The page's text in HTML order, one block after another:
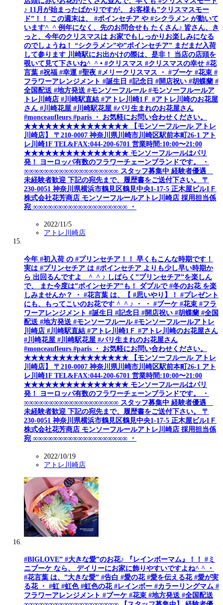
♪ 11月が始まったばかりですが、 お客様も”クリスマスモー
ド”！！ この週末は、 #ポインセチア や #シクラメン が動いて
います^_^ 例年になく、先のお問合せも たくさん♪ 皆さん、き
っと、今年のクリスマスは お家でもしっかりお楽しみになる
のでしょうね！ “シクラメン”や”ポインセチア” まだまだ入荷
して参ります 川崎駅にお出かけの際は、是非！ 当店の店頭を
覗いて見て下さいね^_^ • #クリスマス #クリスマスの幸せ #花
言葉 #祝福 #幸運 #聖夜 #メリークリスマス ・ #ブーケ #花束 #
フラワーアレンジメント #誕生日 #記念日 #開店祝い #胡蝶蘭 #
全国配送 #地方発送 #モンソーフルール #モンソーフルールア
トレ川崎店 #川崎駅直結 #アトレ川崎1Ｆ #アトレ川崎のお花屋
さん #川崎花屋 #川崎駅花屋 #パリ生まれのお花屋さん
#monceaufleurs #paris ・ お気軽にお問い合わせください。
★★★★★★★★★★★★★★★ 【モンソーフルール アトレ
川崎店】 〒210-0007 神奈川県川崎市川崎区駅前本町26-1 アト
レ川崎1F TEL&FAX:044-200-6701 営業時間:10:00〜21:00
★★★★★★★★★★★★★★★ モンソーフルールはパリ
発！ ヨーロッパ有数のフラワーチェーンブランドです。 ・
∞∞∞∞∞∞∞∞∞∞∞∞∞∞∞∞∞∞∞ スタッフ募集中 経験者優遇
未経験者歓迎 下記の宛先まで、履歴書をご送付下さい。 〒
230-0051 神奈川県横浜市鶴見区鶴見中央1-17-5 正木屋ビル1Ｆ
株式会社花芳商店 モンソーフルールアトレ川崎店 採用担当係
宛 ∞∞∞∞∞∞∞∞∞∞∞∞∞∞∞∞∞∞∞ ・
2022/11/5
アトレ川崎店
今年 #初入荷 の #プリンセチア！！ 早くもこんな時期です！
実は #プリンセチア は #ポインセチア よりも少し早い時期か
ら 出回るんですよ ^_^ ♪ しばらく”プリンセチア”を楽しん
で、 また今度は”ポインセチア”も！ ダブルで #冬のお花 を楽
しみませんか？ ・ #花言葉 は、【 #思いやり】！ #プレゼント
にも、もってこいのお花です ^_^ ♪ ・ ・ #ブーケ #花束 #フラ
ワーアレンジメント #誕生日 #記念日 #開店祝い #胡蝶蘭 #全国
配送 #地方発送 #モンソーフルール #モンソーフルールアトレ
川崎店 #川崎駅直結 #アトレ川崎1Ｆ #アトレ川崎のお花屋さん
#川崎花屋 #川崎駅花屋 #パリ生まれのお花屋さん
#monceaufleurs #paris ・ お気軽にお問い合わせください。
★★★★★★★★★★★★★★★ 【モンソーフルール アトレ
川崎店】 〒210-0007 神奈川県川崎市川崎区駅前本町26-1 アト
レ川崎1F TEL&FAX:044-200-6701 営業時間:10:00〜21:00
★★★★★★★★★★★★★★★ モンソーフルールはパリ
発！ ヨーロッパ有数のフラワーチェーンブランドです。 ・
∞∞∞∞∞∞∞∞∞∞∞∞∞∞∞∞∞∞∞ スタッフ募集中 経験者優遇
未経験者歓迎 下記の宛先まで、履歴書をご送付下さい。 〒
230-0051 神奈川県横浜市鶴見区鶴見中央1-17-5 正木屋ビル1Ｆ
株式会社花芳商店 モンソーフルールアトレ川崎店 採用担当係
宛 ∞∞∞∞∞∞∞∞∞∞∞∞∞∞∞∞∞∞∞ ・
2022/10/19
アトレ川崎店
#BIGLOVE” #大きな愛”のお花♪ 『レインボーマム』！！ #ミ
ニブーケ なら、 デイリーにお家に飾りやすいですよね^ ^ ・
#花言葉 は、”大きな愛” #告白 #愛の花 #愛を伝える花 #愛が実
る花 ・ #虹 #虹色 #虹色の花 #レインボー #カラーリングマム #
フラワーアレンジメント #ブーケ #花束 #地方発送 #全国配送